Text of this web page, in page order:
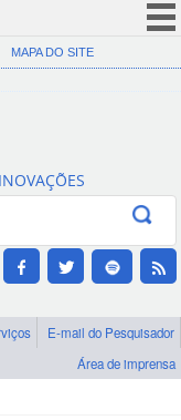
(COVID-19)
Canais
MAPA DO SITE
E-mail do Pesquisador
Área de imprensa